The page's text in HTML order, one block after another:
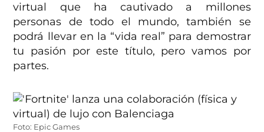
virtual que ha cautivado a millones
personas de todo el mundo, también se
podrá llevar en la “vida real” para demostrar
tu pasión por este título, pero vamos por
partes.
Foto: Epic Games